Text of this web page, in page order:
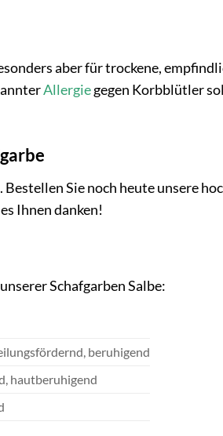
aber für trockene,
Allergiegegen Korbblütler
Sie noch heute unsere
Ihnen danken!
Schafgarben Salbe:
beruhigend
hautberuhigend